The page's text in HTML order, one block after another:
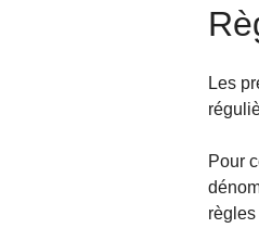
Les
Pour
règles